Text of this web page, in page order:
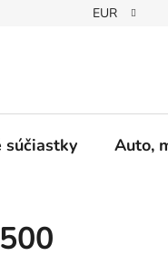
Obchodné
EUR
súčiastky Auto,